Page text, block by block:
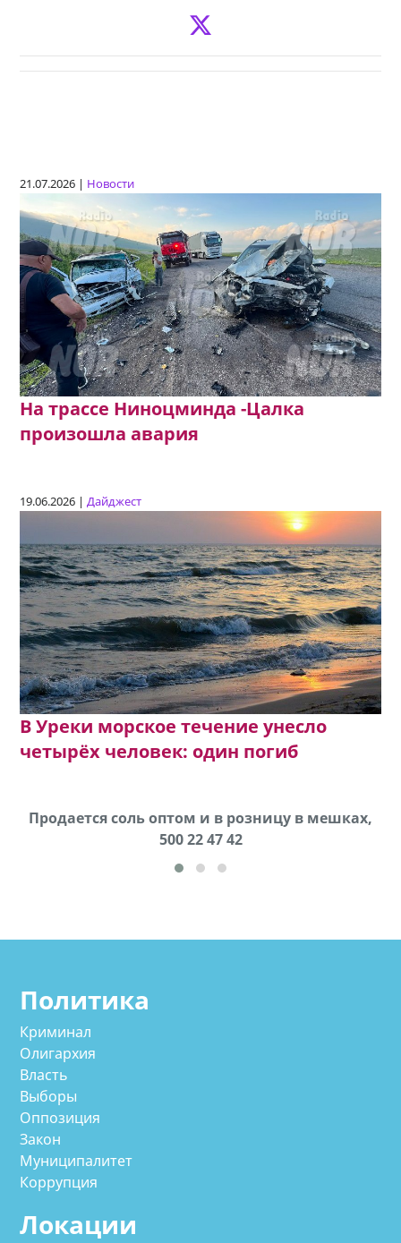
21.07.2026 | Новости
На трассе Ниноцминда -Цалка
произошла авария
19.06.2026 |Дайджест
В Уреки морское течение унесло
четырёх человек: один погиб
Продается соль оптом и в розницу в мешках,
500 22 47 42
Политика
Криминал
Олигархия
Власть
Выборы
Оппозиция
Закон
Муниципалитет
Коррупция
Локации